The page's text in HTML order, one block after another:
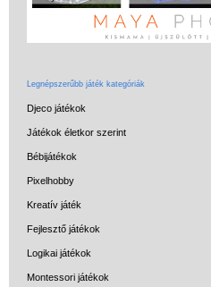
Legnépszerűbb játék kategóriák
Djeco játékok
Játékok életkor szerint
Bébijátékok
Pixelhobby
Kreatív játék
Fejlesztő játékok
Logikai játékok
Montessori játékok